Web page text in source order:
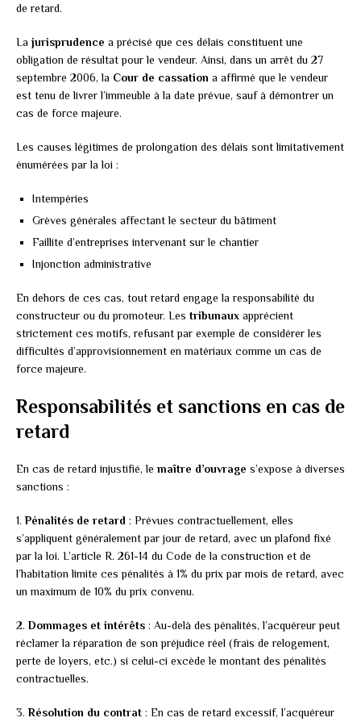
de retard.
La jurisprudence a précisé que ces délais constituent une
obligation de résultat pour le vendeur. Ainsi, dans un arrêt du 27
septembre 2006, la Cour de cassation a affirmé que le vendeur
est tenu de livrer l’immeuble à la date prévue, sauf à démontrer un
cas de force majeure.
Les causes légitimes de prolongation des délais sont limitativement
énumérées par la loi :
Intempéries
Grèves générales affectant le secteur du bâtiment
Faillite d’entreprises intervenant sur le chantier
Injonction administrative
En dehors de ces cas, tout retard engage la responsabilité du
constructeur ou du promoteur. Les tribunaux apprécient
strictement ces motifs, refusant par exemple de considérer les
difficultés d’approvisionnement en matériaux comme un cas de
force majeure.
Responsabilités et sanctions en cas de
retard
En cas de retard injustifié, le maître d’ouvrage s’expose à diverses
sanctions :
1.Pénalités de retard : Prévues contractuellement, elles
s’appliquent généralement par jour de retard, avec un plafond fixé
par la loi. L’article R. 261-14 du Code de la construction et de
l’habitation limite ces pénalités à 1% du prix par mois de retard, avec
un maximum de 10% du prix convenu.
2. Dommages et intérêts : Au-delà des pénalités, l’acquéreur peut
réclamer la réparation de son préjudice réel (frais de relogement,
perte de loyers, etc.) si celui-ci excède le montant des pénalités
contractuelles.
3.Résolution du contrat : En cas de retard excessif, l’acquéreur